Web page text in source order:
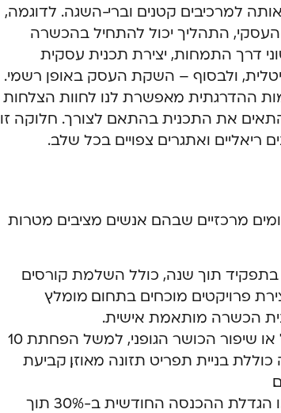
למרכיבים קטנים וברי-השגה. לדוגמה,
התהליך יכול להתחיל בהכשרה
דרך התמחות, יצירת תכנית עסקית
ולבסוף – השקת העסק באופן רשמי.
ההדרגתית מאפשרת לנו לחוות הצלחות
את התכנית בהתאם לצורך. חלוקה זו
ואתגרים צפויים בכל שלב.
מרכזיים שבהם אנשים מציבים מטרות
תוך שנה, כולל השלמת קורסים
פרויקטים מוכחים בתחום. מומלץ
הכשרה מותאמת אישית.
בריאות ואורח חיים: קביעת יעד להורדת משקל או שיפור הכושר הגופני, למשל הפחתת 10
בניית תפריט תזונה מאוזן, קביעת
יציבות פיננסית: יצירת קרן חיסכון משמעותית או הגדלת ההכנסה החודשית ב-30% תוך